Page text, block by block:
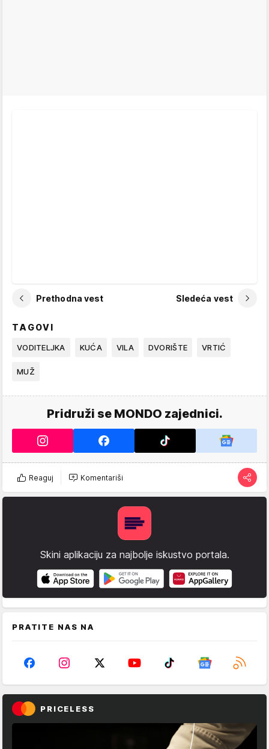
Prethodna vest Sledeća vest
TAGOVI
VODITELJKA KUĆA VILA DVORIŠTE VRTIĆ
MUŽ
Pridruži se MONDO zajednici.
Reaguj Komentariši
Skini aplikaciju za najbolje iskustvo portala.
PRATITE NAS NA
PRICELESS